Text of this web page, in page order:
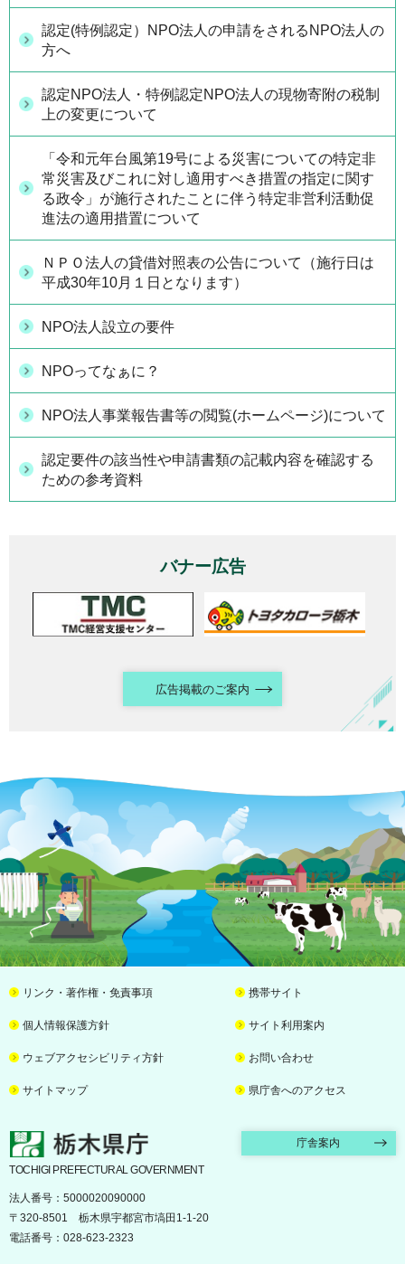
認定(特例認定）NPO法人の申請をされるNPO法人の
方へ
認定NPO法人・特例認定NPO法人の現物寄附の税制
上の変更について
「令和元年台風第19号による災害についての特定非
常災害及びこれに対し適用すべき措置の指定に関す
る政令」が施行されたことに伴う特定非営利活動促
進法の適用措置について
ＮＰＯ法人の貸借対照表の公告について（施行日は
平成30年10月１日となります）
NPO法人設立の要件
NPOってなぁに？
NPO法人事業報告書等の閲覧(ホームページ)について
認定要件の該当性や申請書類の記載内容を確認する
ための参考資料
バナー広告
広告掲載のご案内
リンク・著作権・免責事項 携帯サイト
個人情報保護方針 サイト利用案内
ウェブアクセシビリティ方針 お問い合わせ
サイトマップ 県庁舎へのアクセス
栃木県庁 庁舎案内
TOCHIGI PREFECTURAL GOVERNMENT
法人番号：5000020090000
〒320-8501 栃木県宇都宮市塙田1-1-20
電話番号：028-623-2323